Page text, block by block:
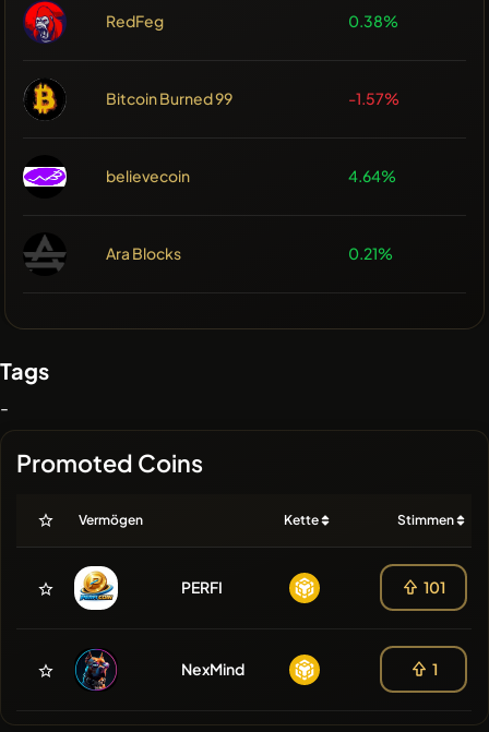
RedFeg 0.38%
Bitcoin Burned 99 -1.57%
believecoin 4.64%
Ara Blocks 0.21%
Tags
-
Promoted Coins
Vermögen Kette Stimmen
PERFI 101
NexMind 1